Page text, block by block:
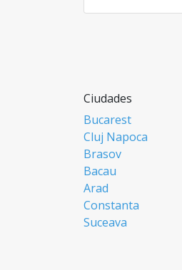
Ciudades
Bucarest
Cluj Napoca
Brasov
Bacau
Arad
Constanta
Suceava